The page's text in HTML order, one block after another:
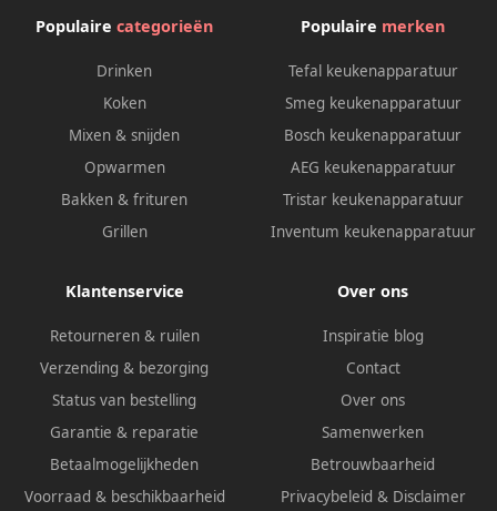
Populaire categorieën
Drinken
Koken
Mixen & snijden
Opwarmen
Bakken & frituren
Grillen
Populaire merken
Tefal keukenapparatuur
Smeg keukenapparatuur
Bosch keukenapparatuur
AEG keukenapparatuur
Tristar keukenapparatuur
Inventum keukenapparatuur
Klantenservice
Retourneren & ruilen
Verzending & bezorging
Status van bestelling
Garantie & reparatie
Betaalmogelijkheden
Voorraad & beschikbaarheid
Over ons
Inspiratie blog
Contact
Over ons
Samenwerken
Betrouwbaarheid
Privacybeleid & Disclaimer